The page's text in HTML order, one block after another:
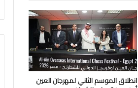
انطلاق الموسم الثاني لمهرجان العين